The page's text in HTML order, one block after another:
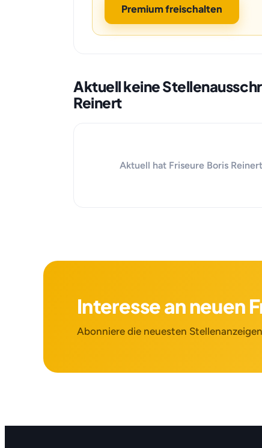
Premium freischalten
Aktuell keine
Reinert
Aktuell hat Friseure Boris
Interesse an neuen
Abonniere die neuesten